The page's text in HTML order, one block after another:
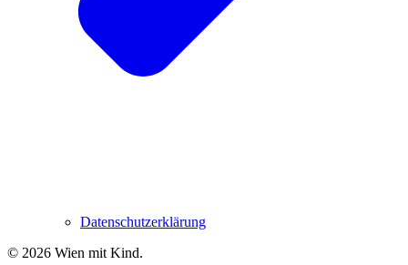
Datenschutzerklärung
© 2026 Wien mit Kind.